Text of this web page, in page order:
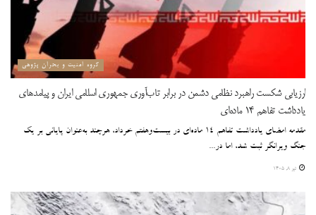
گروه امنیت و بحران پژوهی
ارزیابی شکست راهبرد نظامی دشمن در برابر تاب‌آوری جمهوری اسلامی ایران و پیامدهای
یادداشت تفاهم ۱۴ ماده‌ای
مقدمه امضای یادداشت تفاهم ۱۴ ماده‌ای در بیست‌و‌هفتم خرداد، هرچند به‌عنوان پایانی بر یک
جنگ ویرانگر ثبت شد، اما در...
تیر ۸, ۱۴۰۵